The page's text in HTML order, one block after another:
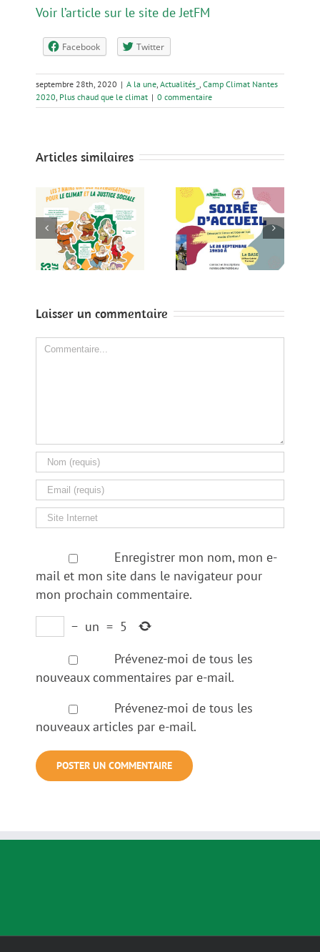
Voir l’article sur le site de JetFM
Facebook Twitter
septembre 28th, 2020 | A la une Actualités_
Camp Climat Nantes
2020 Plus chaud que le climat | 0 commentaire
Articles similaires
Soirée d’accueil
le 28 Septembre
à la BASE
Soirée d’accueil
le 27 avril à la
BASE
Laisser un commentaire
Comment
Enregistrer mon nom, mon e-
mail et mon site dans le navigateur pour
mon prochain commentaire.
− un = 5
Prévenez-moi de tous les
nouveaux commentaires par e-mail.
Prévenez-moi de tous les
nouveaux articles par e-mail.